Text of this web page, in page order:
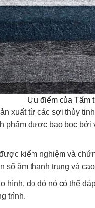
Ưu điểm của Tấm
xuất từ các sợi thủy
phẩm được bao bọc
kiểm nghiệm và
số âm thanh trung và
hình, do đó nó có thể
trình.